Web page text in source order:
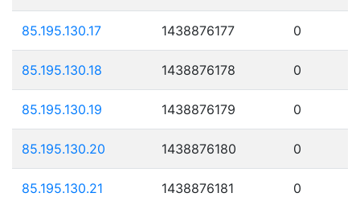
85.195.130.17 1438876177 0
85.195.130.18 1438876178 0
85.195.130.19 1438876179 0
85.195.130.20 1438876180 0
85.195.130.21 1438876181 0